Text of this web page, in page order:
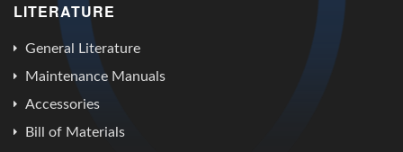
LITERATURE
General Literature
Maintenance Manuals
Accessories
Bill of Materials